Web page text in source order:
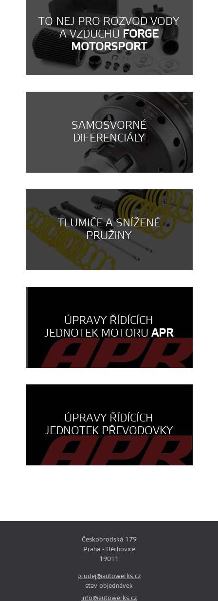
TO NEJ PRO ROZVOD VODY
A VZDUCHU FORGE
MOTORSPORT
SAMOSVORNÉ
DIFERENCIÁLY
TLUMIČE A SNÍŽENÉ
PRUŽINY
ÚPRAVY ŘÍDÍCÍCH
JEDNOTEK MOTORUAPR
ÚPRAVY ŘÍDÍCÍCH
JEDNOTEK PŘEVODOVKY
Českobrodská 179
Praha - Běchovice
19011
prodej@autowerks.cz
stav objednávek
info@autowerks.cz